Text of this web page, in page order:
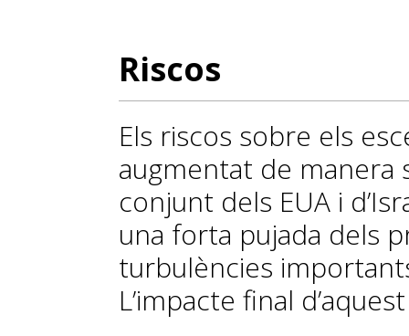
Riscos
Els riscos sobre els
augmentat de manera
conjunt dels EUA i
una forta pujada dels
turbulències
L’impacte final